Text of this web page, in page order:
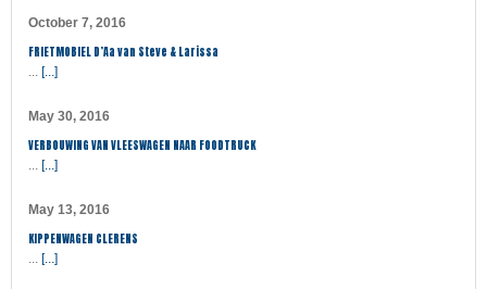
October 7, 2016
FRIETMOBIEL D’Aa van Steve & Larissa
... [...]
May 30, 2016
VERBOUWING VAN VLEESWAGEN NAAR FOODTRUCK
... [...]
May 13, 2016
KIPPENWAGEN CLERENS
... [...]